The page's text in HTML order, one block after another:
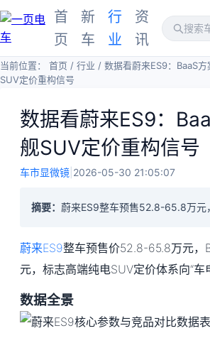
首
页
新
车
行
业
资
讯
当前位置： 首页 / 行业 / 数据看蔚来ES9：BaaS
SUV定价重构信号
数据看蔚来ES9：
舰SUV定价重构信号
车市显微镜 2026-05-30 21:05:07
摘要： 蔚来ES9整车预售52.8-65.8万元
蔚来ES9整车预售价52.8-65.8万元，
元，标志高端纯电SUV定价体系向“车
数据全景